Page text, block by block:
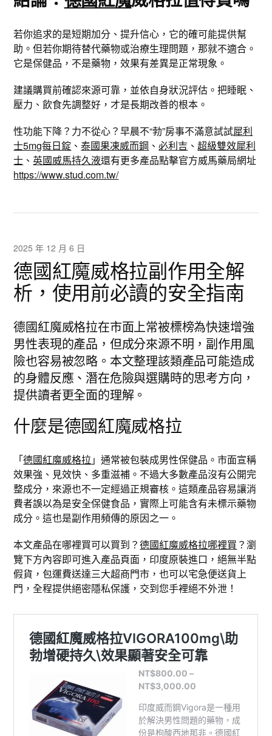
若你追求的是短期加分、提升信心，它的確可能提供幫
助。但若你期待替代藥物或治療生理問題，那就不適合。
它是保健品，不是藥物，效果有差異是正常現象。
建議購買前確認來源可靠，並依自身狀況評估。把睡眠、
壓力、飲食先調整好，才是長期改善的根本。
性功能下降？力不從心？早晨不“勃”房事不滿意試試犀利
士5mg每日錠 、泰國果凍威而鋼 、必利吉 、超級雙效犀利
士 、英國威馬持久液還有更多產品點擊官方威馬藥局網址
https://www.stud.com.tw/
2025 年 12 月 6 日
德國紅魔威格拉副作用全解
析，使用前必讀的安全指南
德國紅魔威格拉在市面上常被標榜為快速增強
男性表現的產品，但成分來源不明，副作用風
險也容易被忽略。本文整理該類產品可能造成
的身體反應、潛在危險與選購時的思考方向，
提供讀者更全面的理解。
什麼是德國紅魔威格拉
「德國紅魔威格拉 」通常被包裝成男性保健品。市面宣稱
效果強、見效快、多重滋補。不過大多數產品沒有公開完
整成分，來源也不一定經過正規審核。這類產品容易讓消
費者誤以為是安全保健食品，實際上可能含有未標示藥物
成分。這也是副作用頻傳的原因之一。
本文產品在哪裡買可以買到？德國紅魔威格拉哪裡買 ？瀏
覽下方內容即可進入產品頁面，印度原裝進口，絕無半點
假貨，包運費送達三大超商門市，也可以宅急便送貨上
門，全程提供絕密隱私保護，交到您手裡絕不外泄！